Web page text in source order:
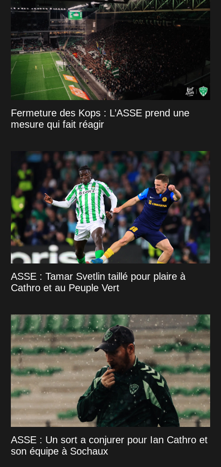
Fermeture des Kops : L’ASSE prend une
mesure qui fait réagir
ASSE : Tamar Svetlin taillé pour plaire à
Cathro et au Peuple Vert
ASSE : Un sort a conjurer pour Ian Cathro et
son équipe à Sochaux